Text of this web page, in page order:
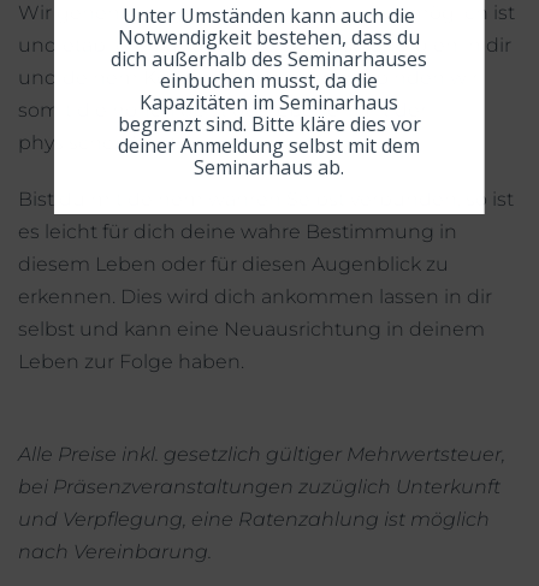
Wir gehen energetisch so „hoch“, wie es möglich ist
und etablieren und realisieren diese Energien in dir
und deinem Körper. Einmal mehr verbinden wir
somit die hohen geistigen Ebenen mit der
physischen Welt.
Bist du mit deinem wahren Selbst verbunden, so ist
es leicht für dich deine wahre Bestimmung in
diesem Leben oder für diesen Augenblick zu
erkennen. Dies wird dich ankommen lassen in dir
selbst und kann eine Neuausrichtung in deinem
Leben zur Folge haben.
Alle Preise inkl. gesetzlich gültiger Mehrwertsteuer,
bei Präsenzveranstaltungen zuzüglich Unterkunft
und Verpflegung, eine Ratenzahlung ist möglich
nach Vereinbarung.
Unter Umständen kann auch die
Notwendigkeit bestehen, dass du
dich außerhalb des Seminarhauses
einbuchen musst, da die
Kapazitäten im Seminarhaus
begrenzt sind. Bitte kläre dies vor
deiner Anmeldung selbst mit dem
Seminarhaus ab.